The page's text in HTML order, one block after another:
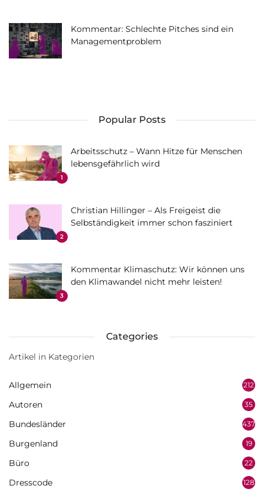
Kommentar: Schlechte Pitches sind ein
Managementproblem
Popular Posts
1
Arbeitsschutz – Wann Hitze für Menschen
lebensgefährlich wird
2
Christian Hillinger – Als Freigeist die
Selbständigkeit immer schon fasziniert
3
Kommentar Klimaschutz: Wir können uns
den Klimawandel nicht mehr leisten!
Categories
Artikel in Kategorien
Allgemein 212
Autoren 35
Bundesländer 437
Burgenland 19
Büro 22
Dresscode 128